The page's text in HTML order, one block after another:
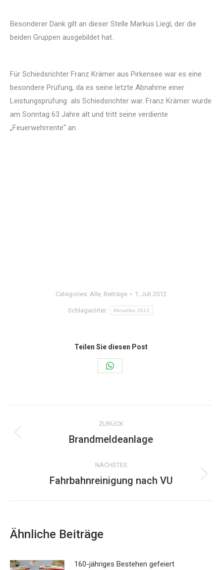
Besonderer Dank gilt an dieser Stelle Markus Liegl, der die
beiden Gruppen ausgebildet hat.
Für Schiedsrichter Franz Krämer aus Pirkensee war es eine
besondere Prüfung, da es seine letzte Abnahme einer
Leistungsprüfung als Schiedsrichter war. Franz Krämer wurde
am Sonntag 63 Jahre alt und tritt seine verdiente
„Feuerwehrrente“ an.
Categories: Alle, Beiträge 1. Juli 2012
Schlagwörter: Aktuelles 2012
Teilen Sie diesen Post
Share
WhatsApp
Kommentarnavigation
ZURÜCK
Vorheriger
Brandmeldeanlage
NÄCHSTES
Nächster
Fahrbahnreinigung nach VU
Ähnliche Beiträge
160-jähriges Bestehen gefeiert